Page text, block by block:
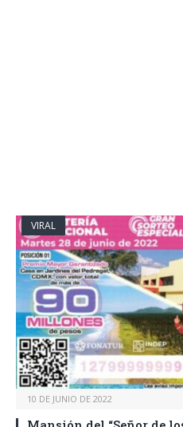
VIRAL
10 DE JUNIO DE 2022